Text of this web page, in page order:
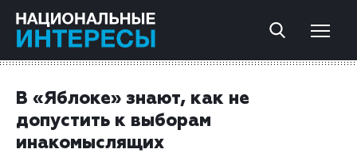
В «Яблоке» знают, как не
допустить к выборам
инакомыслящих